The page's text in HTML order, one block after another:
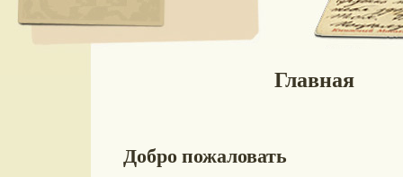
Главная
Добро пожаловать